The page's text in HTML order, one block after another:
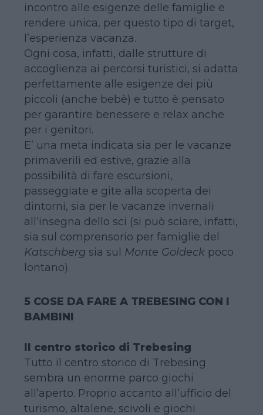
incontro alle esigenze delle famiglie e
rendere unica, per questo tipo di target,
l’esperienza vacanza.
Ogni cosa, infatti, dalle strutture di
accoglienza ai percorsi turistici, si adatta
perfettamente alle esigenze dei più
piccoli (anche bebè) e tutto è pensato
per garantire benessere e relax anche
per i genitori.
E’ una meta indicata sia per le vacanze
primaverili ed estive, grazie alla
possibilità di fare escursioni,
passeggiate e gite alla scoperta dei
dintorni, sia per le vacanze invernali
all’insegna dello sci (si può sciare, infatti,
sia sul comprensorio per famiglie del
Katschberg sia sul Monte Goldeckpoco
lontano).
5 COSE DA FARE A TREBESING CON I
BAMBINI
Il centro storico di Trebesing
Tutto il centro storico di Trebesing
sembra un enorme parco giochi
all’aperto. Proprio accanto all’ufficio del
turismo, altalene, scivoli e giochi